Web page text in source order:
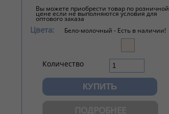
Вы можете приобрести товар по розничной
цене если не выполняются условия для
оптового заказа
Цвета: Бело-молочный - Есть в наличии!
Количество